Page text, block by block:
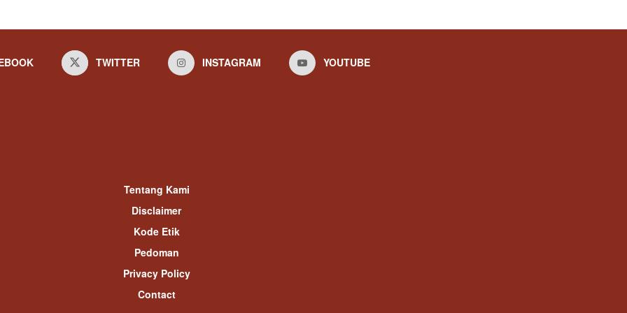
TWITTER INSTAGRAM YOUTUBE
Tentang Kami
Disclaimer
Kode Etik
Pedoman
Privacy Policy
Contact